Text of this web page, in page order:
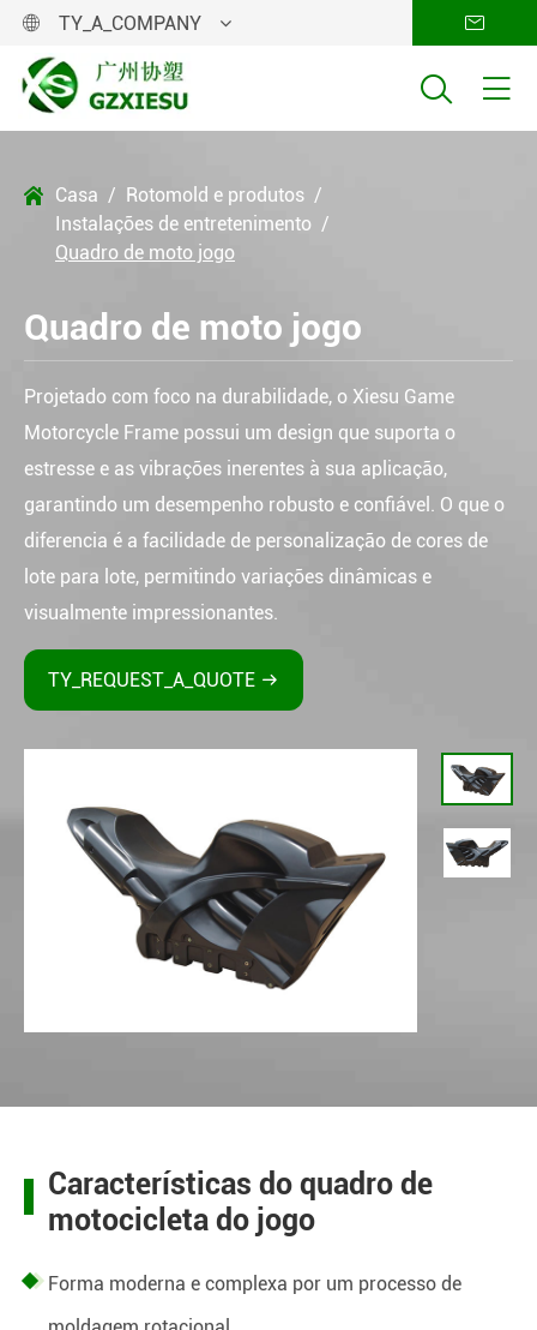
 TY_A_COMPANY 
 
 Casa
Rotomold e produtos
Instalações de entretenimento
Quadro de moto jogo
Quadro de moto jogo
Projetado com foco na durabilidade, o Xiesu Game
Motorcycle Frame possui um design que suporta o
estresse e as vibrações inerentes à sua aplicação,
garantindo um desempenho robusto e confiável. O que o
diferencia é a facilidade de personalização de cores de
lote para lote, permitindo variações dinâmicas e
visualmente impressionantes.
TY_REQUEST_A_QUOTE 
Características do quadro de
motocicleta do jogo
Forma moderna e complexa por um processo de